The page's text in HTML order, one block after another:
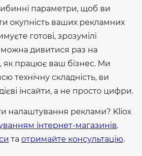
параметри, щоб ви
окупність ваших рекламних
готові, зрозумілі
дивитися раз на
як працює ваш бізнес. Ми
технічну складність, ви
інсайти, а не просто цифри.
налаштування реклами? Kliox
інтернет-магазинів.
та отримайте консультацію.